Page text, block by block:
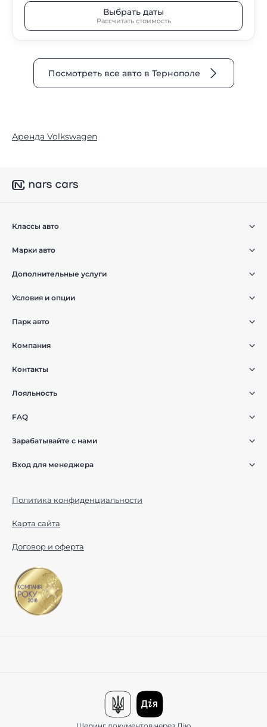
Выбрать даты
Рассчитать стоимость
Посмотреть все авто в Тернополе
Аренда Volkswagen
Классы авто
Марки авто
Дополнительные услуги
Условия и опции
Парк авто
Компания
Контакты
Лояльность
FAQ
Зарабатывайте с нами
Вход для менеджера
Политика конфиденциальности
Карта сайта
Договор и оферта